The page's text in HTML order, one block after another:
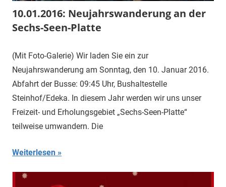
10.01.2016: Neujahrswanderung an der
Sechs-Seen-Platte
(Mit Foto-Galerie) Wir laden Sie ein zur
Neujahrswanderung am Sonntag, den 10. Januar 2016.
Abfahrt der Busse: 09:45 Uhr, Bushaltestelle
Steinhof/Edeka. In diesem Jahr werden wir uns unser
Freizeit- und Erholungsgebiet „Sechs-Seen-Platte“
teilweise umwandern. Die
Weiterlesen